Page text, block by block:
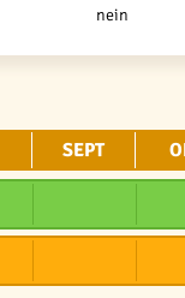
nein
SEPT